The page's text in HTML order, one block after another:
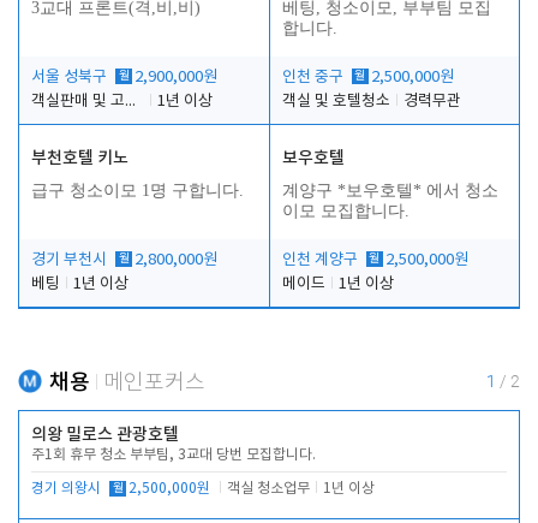
3교대 프론트(격,비,비)
서울 성북구 월 2,900,000원
객실판매 및 고객응대
1년 이상
베팅, 청소이모, 부부팀 모집
합니다.
인천 중구 월 2,500,000원
객실 및 호텔청소
경력무관
부천호텔 키노
급구 청소이모 1명 구합니다.
경기 부천시 월 2,800,000원
베팅
1년 이상
보우호텔
계양구 *보우호텔* 에서 청소
이모 모집합니다.
인천 계양구 월 2,500,000원
메이드
1년 이상
채용 메인포커스 1 / 2
의왕 밀로스 관광호텔
주1회 휴무 청소 부부팀, 3교대 당번 모집합니다.
경기 의왕시 월 2,500,000원 객실 청소업무 1년 이상